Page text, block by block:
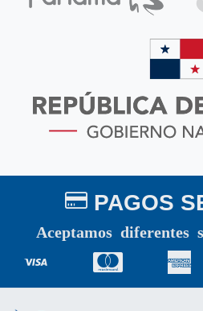
PAGOS
Aceptamos diferentes